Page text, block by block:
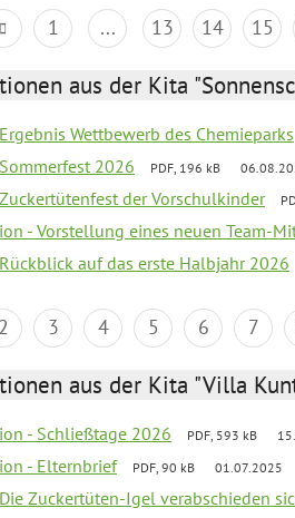
1 ... 13 14 15
aus der Kita
Wettbewerb des Chemieparks
2026 PDF, 196 kB
der Vorschulkinder
- Vorstellung eines neuen Team-
auf das erste Halbjahr 2026
2 3 4 5 6 7
aus der Kita "Villa
- Schließtage 2026 PDF, 593 kB
- Elternbrief PDF, 90 kB 01.07.2025
Zuckertüten-Igel verabschieden